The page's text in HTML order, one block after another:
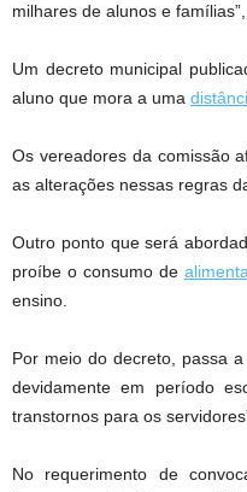
milhares de alunos e
Um decreto municipal
aluno que mora a uma
Os vereadores da comissão
as alterações nessas regras
Outro ponto que será
proíbe o consumo de
ensino.
Por meio do decreto, passa
devidamente em período
transtornos para os
No requerimento de